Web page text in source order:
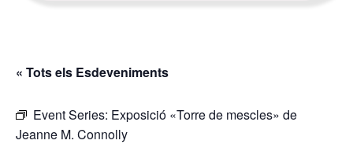
« Tots els Esdeveniments
Event Series: Exposició «Torre de mescles» de
Jeanne M. Connolly